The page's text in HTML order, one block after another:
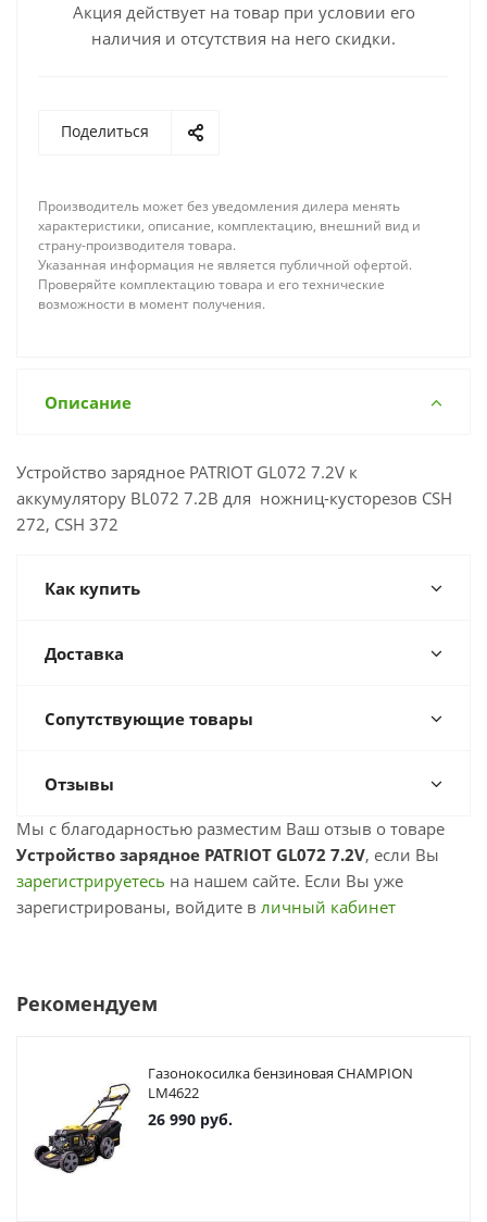
Акция действует на товар при условии его
наличия и отсутствия на него скидки.
Поделиться
Производитель может без уведомления дилера менять
характеристики, описание, комплектацию, внешний вид и
страну-производителя товара.
Указанная информация не является публичной офертой.
Проверяйте комплектацию товара и его технические
возможности в момент получения.
Описание
Устройство зарядное PATRIOT GL072 7.2V к
аккумулятору BL072 7.2В для ножниц-кусторезов CSH
272, CSH 372
Как купить
Доставка
Сопутствующие товары
Отзывы
Мы с благодарностью разместим Ваш отзыв о товаре
Устройство зарядное PATRIOT GL072 7.2V, если Вы
зарегистрируетесь на нашем сайте. Если Вы уже
зарегистрированы, войдите в личный кабинет
Рекомендуем
Газонокосилка бензиновая CHAMPION
LM4622
26 990 руб.